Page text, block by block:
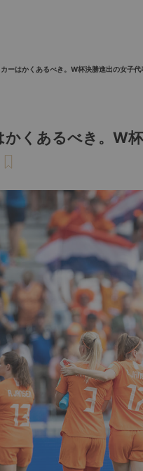
ーはかくあるべき。W杯決勝進出の女子
くあるべき。W